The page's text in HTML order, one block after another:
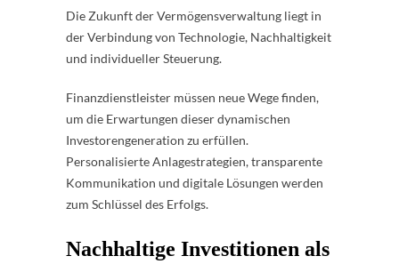
Die Zukunft der Vermögensverwaltung liegt in
der Verbindung von Technologie, Nachhaltigkeit
und individueller Steuerung.
Finanzdienstleister müssen neue Wege finden,
um die Erwartungen dieser dynamischen
Investorengeneration zu erfüllen.
Personalisierte Anlagestrategien, transparente
Kommunikation und digitale Lösungen werden
zum Schlüssel des Erfolgs.
Nachhaltige Investitionen als